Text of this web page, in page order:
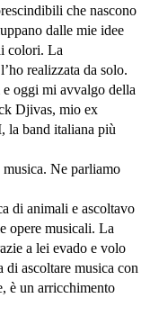
che nascono
dalle mie idee
colori. La
realizzata da solo.
oggi mi avvalgo della
Djivas, mio ex
la band italiana più
Ne parliamo
di animali e ascoltavo
opere musicali. La
a lei evado e volo
ascoltare musica con
è un arricchimento